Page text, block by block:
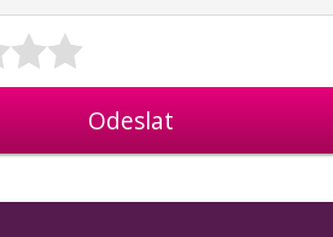
Odeslat